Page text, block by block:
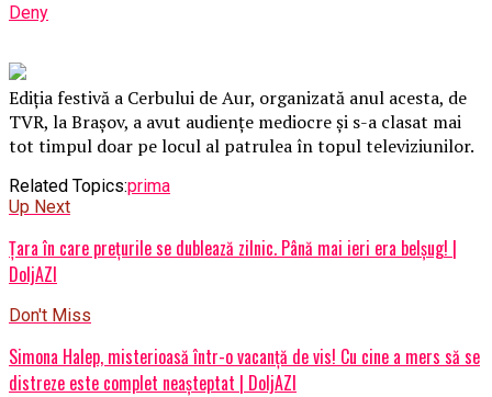
Deny
Ediția festivă a Cerbului de Aur, organizată anul acesta, de
TVR, la Brașov, a avut audiențe mediocre și s-a clasat mai
tot timpul doar pe locul al patrulea în topul televiziunilor.
Related Topics:prima
Up Next
Țara în care prețurile se dublează zilnic. Până mai ieri era belșug! |
DoljAZI
Don't Miss
Simona Halep, misterioasă într-o vacanță de vis! Cu cine a mers să se
distreze este complet neașteptat | DoljAZI